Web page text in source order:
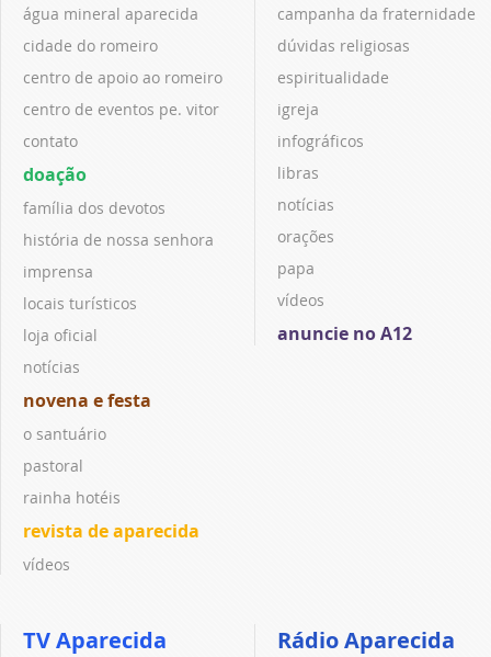
água mineral aparecida
cidade do romeiro
centro de apoio ao romeiro
centro de eventos pe. vitor
contato
doação
família dos devotos
história de nossa senhora
imprensa
locais turísticos
loja oficial
notícias
novena e festa
o santuário
pastoral
rainha hotéis
revista de aparecida
vídeos
campanha da fraternidade
dúvidas religiosas
espiritualidade
igreja
infográficos
libras
notícias
orações
papa
vídeos
anuncie no A12
TV Aparecida Rádio Aparecida